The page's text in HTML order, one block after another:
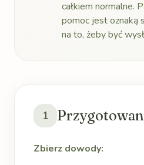
całkiem normalne.
pomoc jest oznaką
na to, żeby być
1
Zbierz dowody: